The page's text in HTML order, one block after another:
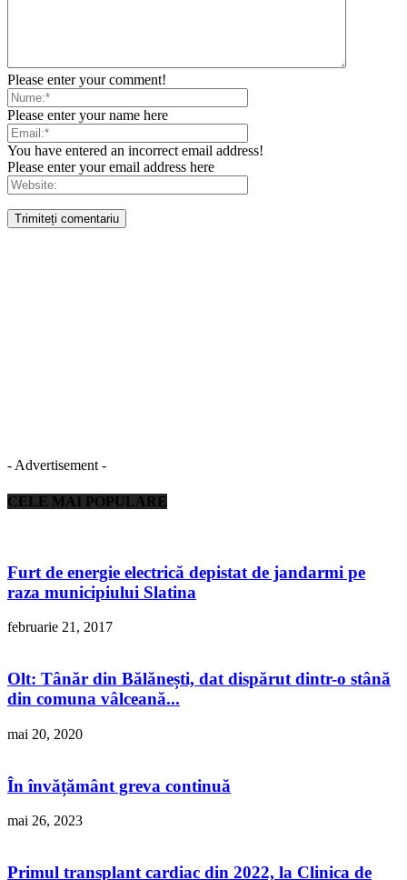
Please enter your comment!
Please enter your name here
You have entered an incorrect email address!
Please enter your email address here
- Advertisement -
CELE MAI POPULARE
Furt de energie electrică depistat de jandarmi pe
raza municipiului Slatina
februarie 21, 2017
Olt: Tânăr din Bălănești, dat dispărut dintr-o stână
din comuna vâlceană...
mai 20, 2020
În învățământ greva continuă
mai 26, 2023
Primul transplant cardiac din 2022, la Clinica de